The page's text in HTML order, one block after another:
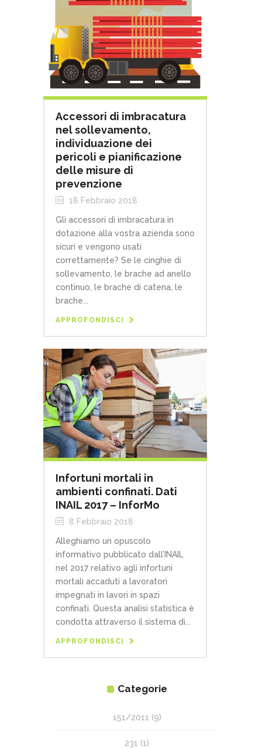
Accessori di imbracatura
nel sollevamento,
individuazione dei
pericoli e pianificazione
delle misure di
prevenzione
18 Febbraio 2018
Gli accessori di imbracatura in
dotazione alla vostra azienda sono
sicuri e vengono usati
correttamente? Se le cinghie di
sollevamento, le brache ad anello
continuo, le brache di catena, le
brache...
APPROFONDISCI
Infortuni mortali in
ambienti confinati. Dati
INAIL 2017 – InforMo
8 Febbraio 2018
Alleghiamo un opuscolo
informativo pubblicato dall’INAIL
nel 2017 relativo agli infortuni
mortali accaduti a lavoratori
impegnati in lavori in spazi
confinati. Questa analisi statistica è
condotta attraverso il sistema di...
APPROFONDISCI
Categorie
151/2011 (9)
231 (1)